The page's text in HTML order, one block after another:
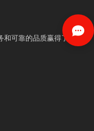
和可靠的品质赢得了